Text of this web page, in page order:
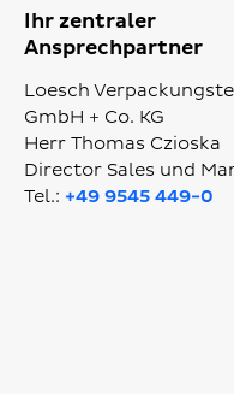
Ihr zentraler
Ansprechpartner
Loesch
GmbH + Co. KG
Herr Thomas Czioska
Director Sales und
Tel.: +49 9545 449-0